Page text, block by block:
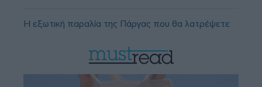
Η εξωτική παραλία της Πάργας που θα λατρέψετε